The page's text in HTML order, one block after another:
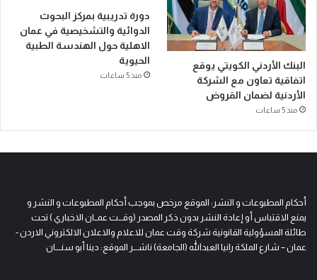
البنك الأردني الكويتي يوقع
اتفاقية تعاون مع الشركة
الأردنية لضمان القروض
منذ 5 ساعات
دورة تدريبية بمركز البحوث
الدوائية والتشخيصية في عمان
الاهلية حول الهندسة الطبية
الحيوية
منذ 5 ساعات
أحكام المطبوعات و النشر: الموقع مرخص بموجب أحكام المطبوعات و النشر و
يمنع الاقتباس أو إعادة النشر بدون ذكر المصدر (وقـــت عمــان الاخباري ) تحت
طائلة المسؤولية القانونية شركة وقت عمان للاعلام والاعلان الالكتروني الاردن -
عمان – شارع الملكة رانيا العبدالله (الجامعة) ناشـــر الموقع: دينا أبو سنــــان